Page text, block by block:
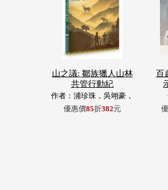
山之議: 鄒族獵人山林
共管行動紀
作者：浦珍珠，吳翊豪，
呂翊齊，張惠東，許玉
優惠價85折382元
百